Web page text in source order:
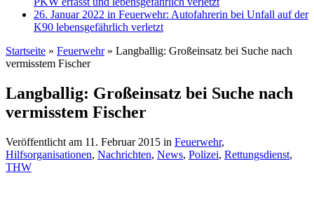
26. Januar 2022 in Feuerwehr: Autofahrerin bei Unfall auf der
K90 lebensgefährlich verletzt
Startseite » Feuerwehr » Langballig: Großeinsatz bei Suche nach
vermisstem Fischer
Langballig: Großeinsatz bei Suche nach
vermisstem Fischer
Veröffentlicht am 11. Februar 2015 in Feuerwehr,
Hilfsorganisationen, Nachrichten, News, Polizei, Rettungsdienst,
THW